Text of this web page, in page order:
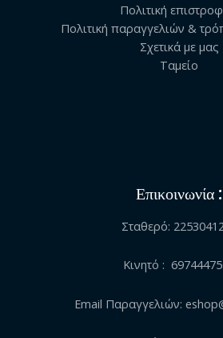
Πολιτική
Πολιτική παραγγελιών &
Σχετικά με μας
Ταμείο
Επικοινωνία :
Σταθερό:
Κινητό :
Email Παραγγελιών: